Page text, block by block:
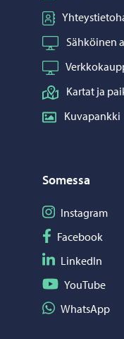
Sähköinen
Kartat ja
Kuvapankki
Somessa
Seuraa Instagram
Instagram
Seuraa Facebook
Facebook
Seuraa LinkedIn
LinkedIn
Seuraa YouTube
YouTube
Jaa WhatsApp
WhatsApp